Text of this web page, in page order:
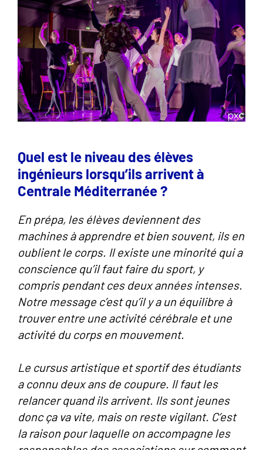
Quel est le niveau des élèves
ingénieurs lorsqu’ils arrivent à
Centrale Méditerranée ?
En prépa, les élèves deviennent des
machines à apprendre et bien souvent, ils en
oublient le corps. Il existe une minorité qui a
conscience qu’il faut faire du sport, y
compris pendant ces deux années intenses.
Notre message c’est qu’il y a un équilibre à
trouver entre une activité cérébrale et une
activité du corps en mouvement.
Le cursus artistique et sportif des étudiants
a connu deux ans de coupure. Il faut les
relancer quand ils arrivent. Ils sont jeunes
donc ça va vite, mais on reste vigilant. C’est
la raison pour laquelle on accompagne les